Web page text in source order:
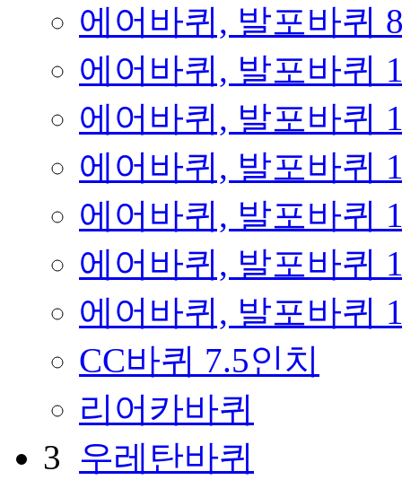
에어바퀴, 발포바퀴
에어바퀴, 발포바퀴
에어바퀴, 발포바퀴
에어바퀴, 발포바퀴
에어바퀴, 발포바퀴
에어바퀴, 발포바퀴
에어바퀴, 발포바퀴
CC바퀴 7.5인치
리어카바퀴
3 우레탄바퀴